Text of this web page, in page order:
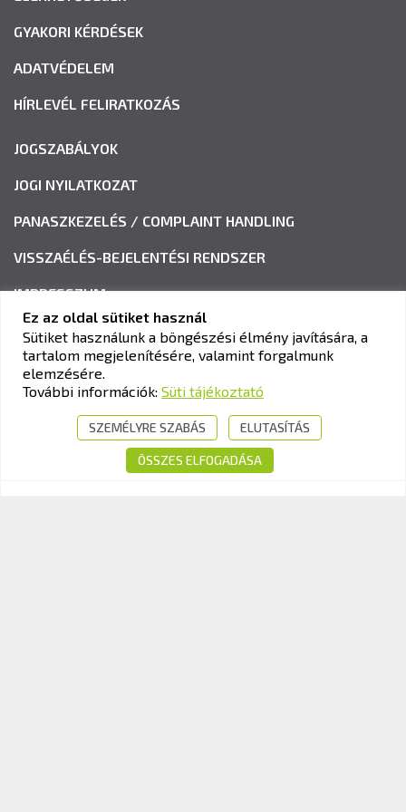
GYAKORI KÉRDÉSEK
ADATVÉDELEM
HÍRLEVÉL FELIRATKOZÁS
JOGSZABÁLYOK
JOGI NYILATKOZAT
PANASZKEZELÉS / COMPLAINT HANDLING
VISSZAÉLÉS-BEJELENTÉSI RENDSZER
IMPRESSZUM
KAV KÖZLEKEDÉSI ALKALMASSÁGI ÉS VIZSGAKÖZPONT
Cím:1033 Budapest, Polgár utca 8-10.
+36-1-510-0101
info@kavk.hu
Ez az oldal sütiket használ
Sütiket használunk a böngészési élmény javítására, a
tartalom megjelenítésére, valamint forgalmunk
elemzésére.
További információk: Süti tájékoztató
SZEMÉLYRE SZABÁS ELUTASÍTÁS
ÖSSZES ELFOGADÁSA